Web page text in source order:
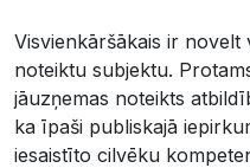
Visvienkāršākais ir
noteiktu subjektu.
jāuzņemas noteikts
ka īpaši publiskajā
iesaistīto cilvēku